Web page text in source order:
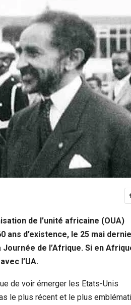
de l’unité africaine (OUA)
ans d’existence, le 25 mai
de l’Afrique. Si en
l’UA.
de voir émerger les Etats-Unis
le plus récent et le plus